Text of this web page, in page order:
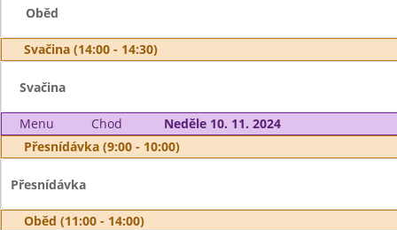
Oběd
Svačina (14:00 - 14:30)
Svačina
Menu Chod
Neděle 10. 11. 2024
Přesnídávka (9:00 - 10:00)
Přesnídávka
Oběd (11:00 - 14:00)